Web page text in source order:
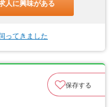
人に興味がある
ってきました
保存する